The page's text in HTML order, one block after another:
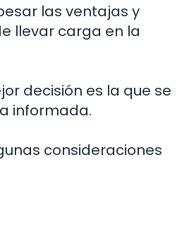
las ventajas y
llevar carga en la
decisión es la que se
informada.
consideraciones